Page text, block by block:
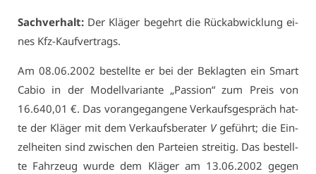
Sach­ver­halt: Der Klä­ger be­gehrt die Rück­ab­wick­lung ei­
nes Kfz-Kauf­ver­trags.
Am 08.06.2002 be­stell­te er bei der Be­klag­ten ein Smart
Ca­bio in der Mo­dell­va­ri­an­te „Pas­si­on“ zum Preis von
16.640,01 €. Das vor­an­ge­gan­ge­ne Ver­kaufs­ge­spräch hat­
te der Klä­ger mit dem Ver­kaufs­be­ra­ter Vge­führt; die Ein­
zel­hei­ten sind zwi­schen den Par­tei­en strei­tig. Das be­stell­
te Fahr­zeug wur­de dem Klä­ger am 13.06.2002 ge­gen